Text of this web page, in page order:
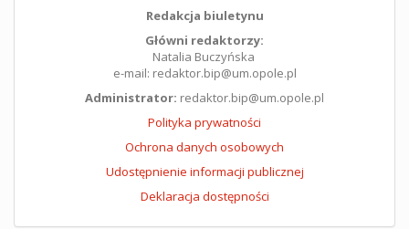
Redakcja biuletynu
Główni redaktorzy:
Natalia Buczyńska
e-mail: redaktor.bip@um.opole.pl
Administrator: redaktor.bip@um.opole.pl
Polityka prywatności
Ochrona danych osobowych
Udostępnienie informacji publicznej
Deklaracja dostępności